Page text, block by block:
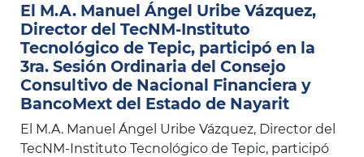
El M.A. Manuel Ángel Uribe Vázquez,
Director del TecNM-Instituto
Tecnológico de Tepic, participó en la
3ra. Sesión Ordinaria del Consejo
Consultivo de Nacional Financiera y
BancoMext del Estado de Nayarit
El M.A. Manuel Ángel Uribe Vázquez, Director del
TecNM-Instituto Tecnológico de Tepic, participó